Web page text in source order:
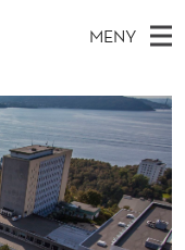
MENY